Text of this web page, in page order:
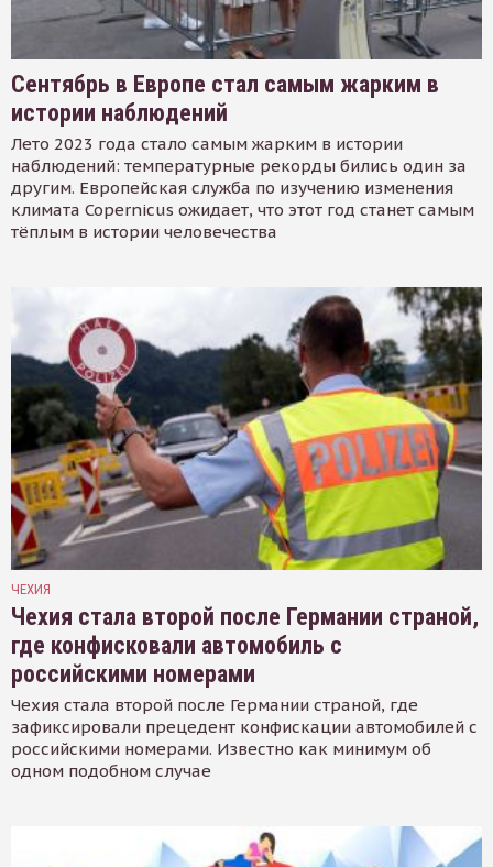
Сентябрь в Европе стал самым жарким в
истории наблюдений
Лето 2023 года стало самым жарким в истории
наблюдений: температурные рекорды бились один за
другим. Европейская служба по изучению изменения
климата Copernicus ожидает, что этот год станет самым
тёплым в истории человечества
ЧЕХИЯ
Чехия стала второй после Германии страной,
где конфисковали автомобиль с
российскими номерами
Чехия стала второй после Германии страной, где
зафиксировали прецедент конфискации автомобилей с
российскими номерами. Известно как минимум об
одном подобном случае